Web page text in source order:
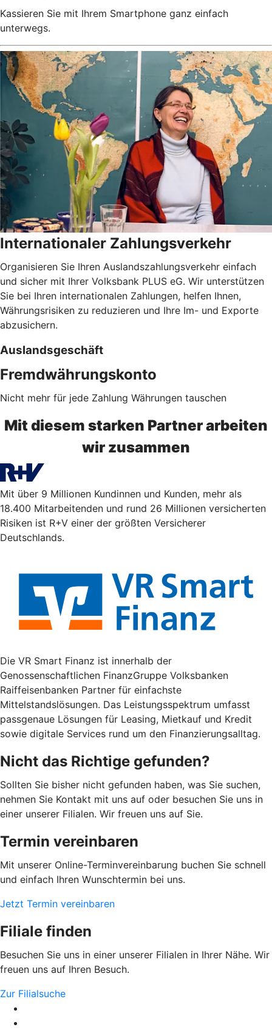
Kassieren Sie mit Ihrem Smartphone ganz einfach
unterwegs.
Internationaler Zahlungsverkehr
Organisieren Sie Ihren Auslandszahlungsverkehr einfach
und sicher mit Ihrer Volksbank PLUS eG. Wir unterstützen
Sie bei Ihren internationalen Zahlungen, helfen Ihnen,
Währungsrisiken zu reduzieren und Ihre Im- und Exporte
abzusichern.
Auslandsgeschäft
Fremdwährungskonto
Nicht mehr für jede Zahlung Währungen tauschen
Mit diesem starken Partner arbeiten
wir zusammen
Mit über 9 Millionen Kundinnen und Kunden, mehr als
18.400 Mitarbeitenden und rund 26 Millionen versicherten
Risiken ist R+V einer der größten Versicherer
Deutschlands.
Die VR Smart Finanz ist innerhalb der
Genossenschaftlichen FinanzGruppe Volksbanken
Raiffeisenbanken Partner für einfachste
Mittelstandslösungen. Das Leistungsspektrum umfasst
passgenaue Lösungen für Leasing, Mietkauf und Kredit
sowie digitale Services rund um den Finanzierungsalltag.
Nicht das Richtige gefunden?
Sollten Sie bisher nicht gefunden haben, was Sie suchen,
nehmen Sie Kontakt mit uns auf oder besuchen Sie uns in
einer unserer Filialen. Wir freuen uns auf Sie.
Termin vereinbaren
Mit unserer Online-Terminvereinbarung buchen Sie schnell
und einfach Ihren Wunschtermin bei uns.
Jetzt Termin vereinbaren
Filiale finden
Besuchen Sie uns in einer unserer Filialen in Ihrer Nähe. Wir
freuen uns auf Ihren Besuch.
Zur Filialsuche